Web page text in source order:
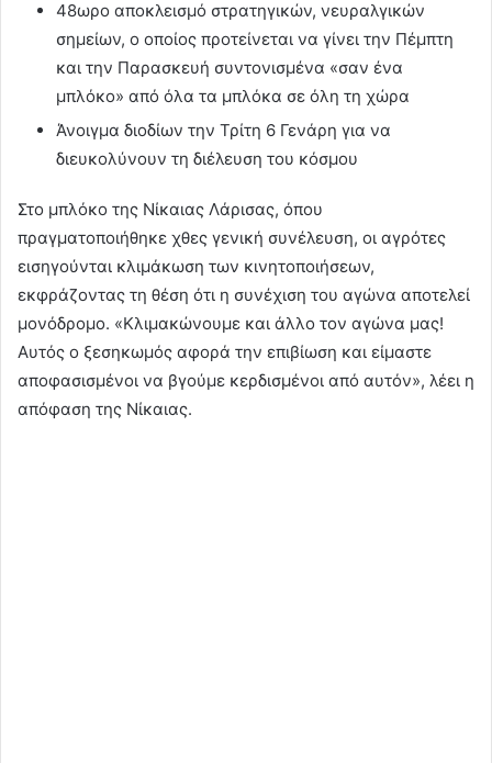
48ωρο αποκλεισμό στρατηγικών, νευραλγικών
σημείων, ο οποίος προτείνεται να γίνει την Πέμπτη
και την Παρασκευή συντονισμένα «σαν ένα
μπλόκο» από όλα τα μπλόκα σε όλη τη χώρα
Άνοιγμα διοδίων την Τρίτη 6 Γενάρη για να
διευκολύνουν τη διέλευση του κόσμου
Στο μπλόκο της Νίκαιας Λάρισας, όπου
πραγματοποιήθηκε χθες γενική συνέλευση, οι αγρότες
εισηγούνται κλιμάκωση των κινητοποιήσεων,
εκφράζοντας τη θέση ότι η συνέχιση του αγώνα αποτελεί
μονόδρομο. «Κλιμακώνουμε και άλλο τον αγώνα μας!
Αυτός ο ξεσηκωμός αφορά την επιβίωση και είμαστε
αποφασισμένοι να βγούμε κερδισμένοι από αυτόν», λέει η
απόφαση της Νίκαιας.